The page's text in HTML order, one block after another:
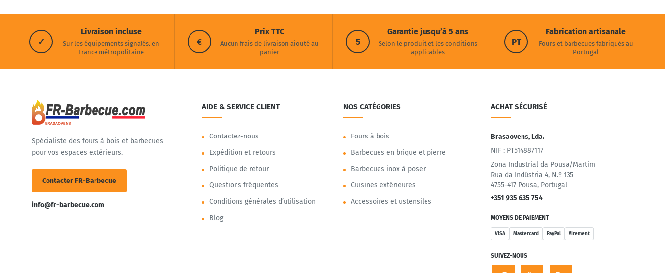
✓
Livraison incluse
Sur les équipements signalés, en
France métropolitaine
€
Prix TTC
Aucun frais de livraison ajouté au
panier
5
Garantie jusqu’à 5 ans
Selon le produit et les conditions
applicables
PT
Fabrication artisanale
Fours et barbecues fabriqués au
Portugal
Spécialiste des fours à bois et barbecues
pour vos espaces extérieurs.
Contacter FR-Barbecue
info@fr-barbecue.com
AIDE & SERVICE CLIENT
Contactez-nous
Expédition et retours
Politique de retour
Questions fréquentes
Conditions générales d’utilisation
Blog
NOS CATÉGORIES
Fours à bois
Barbecues en brique et pierre
Barbecues inox à poser
Cuisines extérieures
Accessoires et ustensiles
ACHAT SÉCURISÉ
Brasaovens, Lda.
NIF : PT514887117
Zona Industrial da Pousa/Martim
Rua da Indústria 4, N.º 135
4755-417 Pousa, Portugal
+351 935 635 754
MOYENS DE PAIEMENT
VISA Mastercard PayPal Virement
SUIVEZ-NOUS